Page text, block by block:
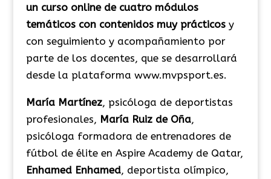
un curso online de cuatro módulos
temáticos con contenidos muy prácticos y
con seguimiento y acompañamiento por
parte de los docentes, que se desarrollará
desde la plataforma www.mvpsport.es.
María Martínez, psicóloga de deportistas
profesionales, María Ruiz de Oña,
psicóloga formadora de entrenadores de
fútbol de élite en Aspire Academy de Qatar,
Enhamed Enhamed, deportista olímpico,